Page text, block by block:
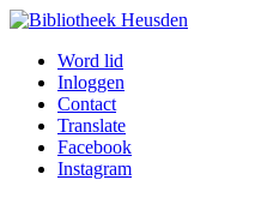
Word lid
Inloggen
Contact
Translate
Facebook
Instagram